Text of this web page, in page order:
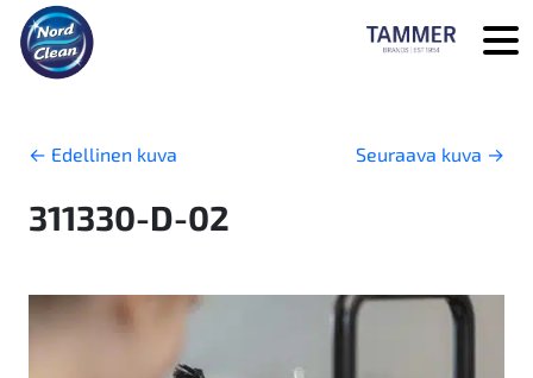
Skip to main content
← Edellinen kuva Seuraava kuva →
311330-D-02